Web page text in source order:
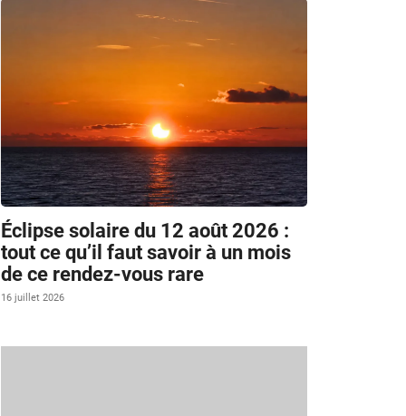
Éclipse solaire du 12 août 2026 :
tout ce qu’il faut savoir à un mois
de ce rendez-vous rare
16 juillet 2026